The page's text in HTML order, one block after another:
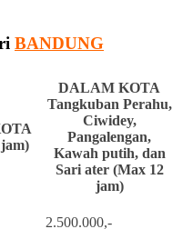
BANDUNG
DALAM KOTA
Tangkuban Perahu,
Ciwidey,
Pangalengan,
Kawah putih, dan
Sari ater (Max 12
jam)
2.500.000,-